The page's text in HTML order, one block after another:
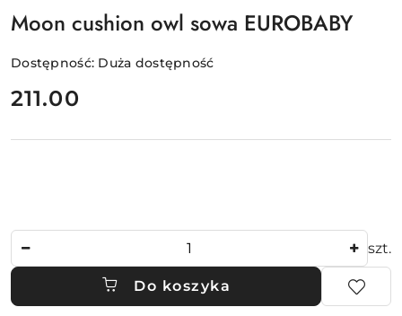
Moon cushion owl sowa EUROBABY
Dostępność: Duża dostępność
cena:
211.00
szt.
Do koszyka